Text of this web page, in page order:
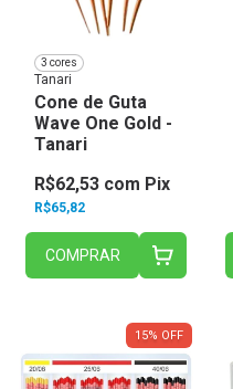
3 cores
Tanari
Cone de Guta
Wave One Gold -
Tanari
R$65,82
R$62,53 com Pix
COMPRAR
15% OFF